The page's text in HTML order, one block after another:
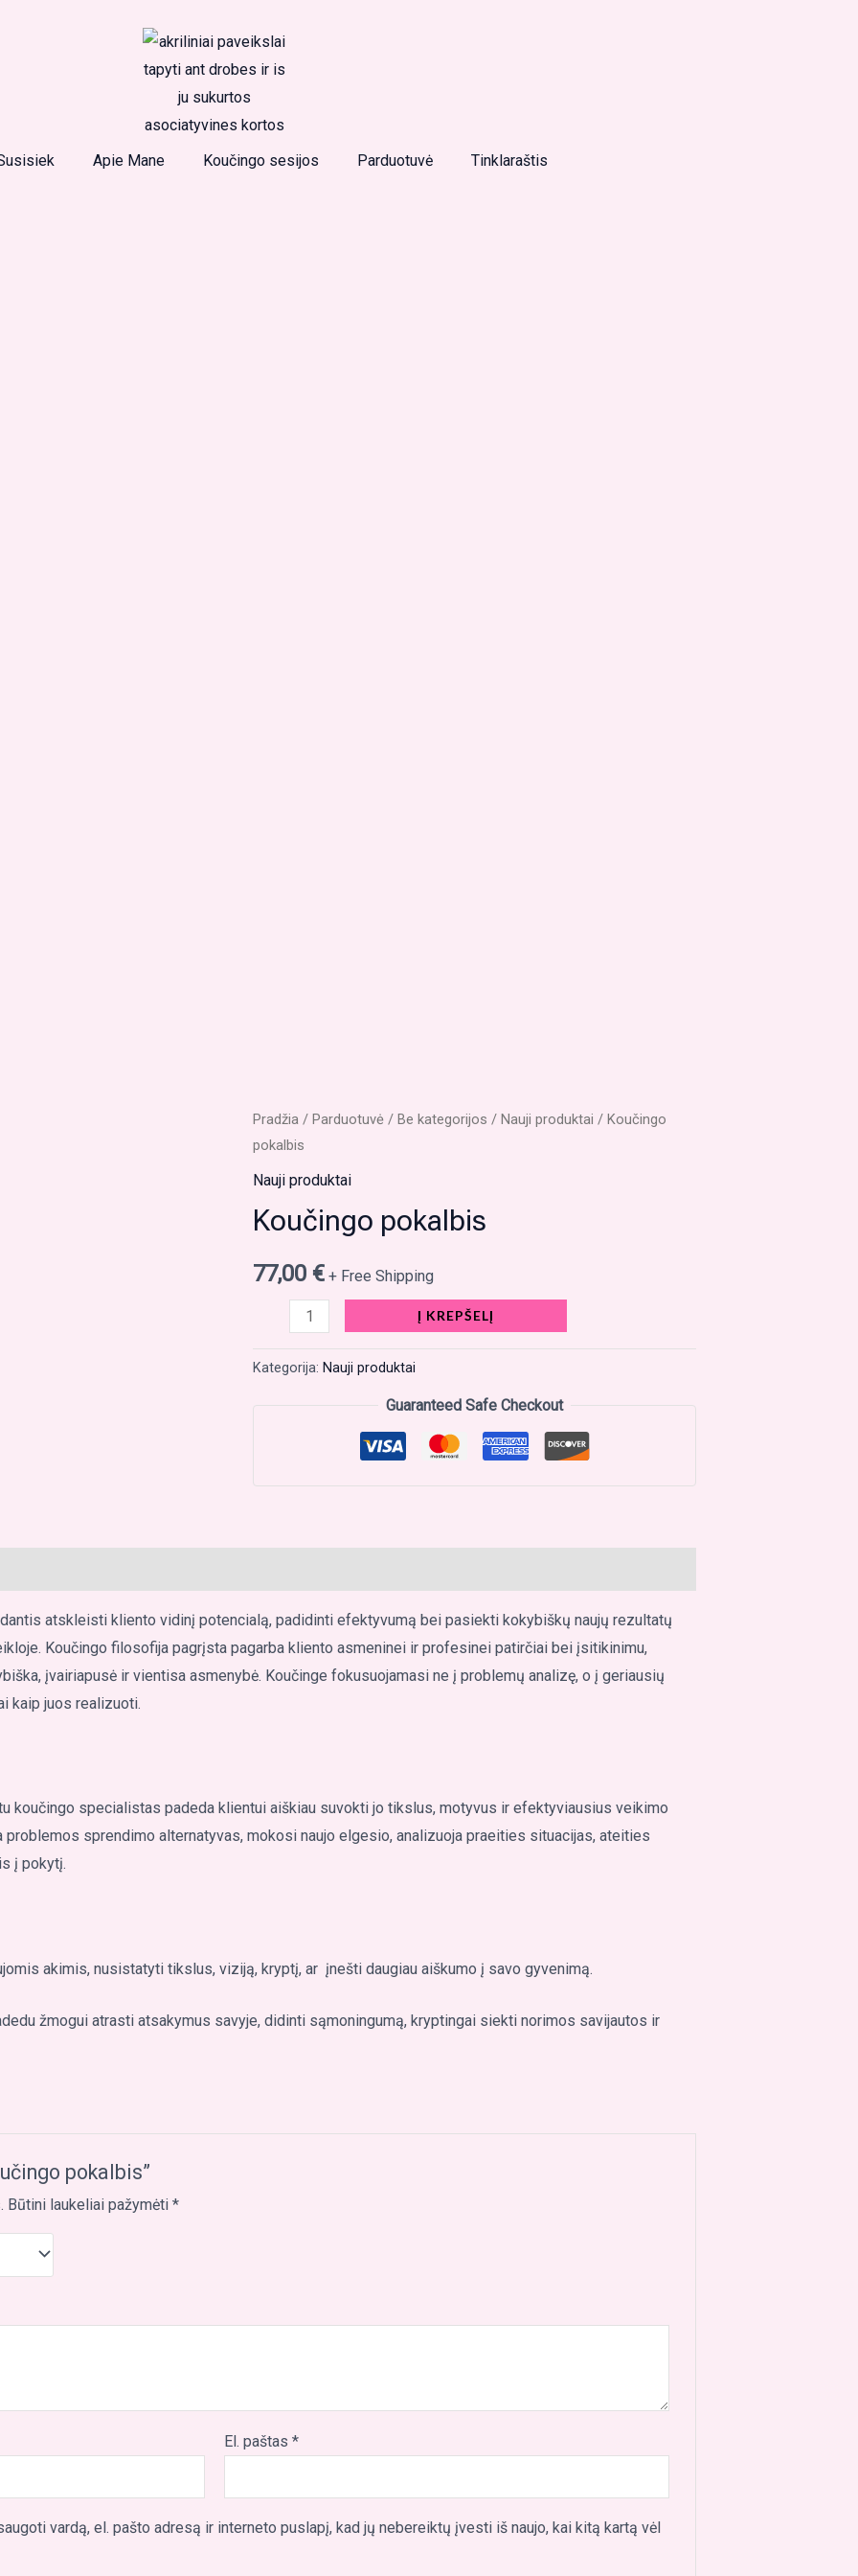
Apie Mane Koučingo sesijos Parduotuvė Tinklaraštis
Pradžia /Parduotuvė /Be kategorijos /Nauji produktai / Koučingo
pokalbis
Nauji produktai
Koučingo pokalbis
77,00 € + Free Shipping
produkto
kiekis:
Koučingo
Į KREPŠELĮ
Kategorija: Nauji produktai
Guaranteed Safe Checkout
atskleisti kliento vidinį potencialą, padidinti efektyvumą bei pasiekti kokybiškų naujų rezultatų
Koučingo filosofija pagrįsta pagarba kliento asmeninei ir profesinei patirčiai bei įsitikinimu,
įvairiapusė ir vientisa asmenybė. Koučinge fokusuojamasi ne į problemų analizę, o į geriausių
kaip juos realizuoti.
koučingo specialistas padeda klientui aiškiau suvokti jo tikslus, motyvus ir efektyviausius veikimo
sprendimo alternatyvas, mokosi naujo elgesio, analizuoja praeities situacijas, ateities
į pokytį.
akimis, nusistatyti tikslus, viziją, kryptį, ar įnešti daugiau aiškumo į savo gyvenimą.
žmogui atrasti atsakymus savyje, didinti sąmoningumą, kryptingai siekti norimos savijautos ir
pokalbis”
Būtini laukeliai pažymėti *
El. paštas *
vardą, el. pašto adresą ir interneto puslapį, kad jų nebereiktų įvesti iš naujo, kai kitą kartą vėl